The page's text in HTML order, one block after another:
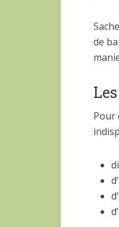
de
Pour